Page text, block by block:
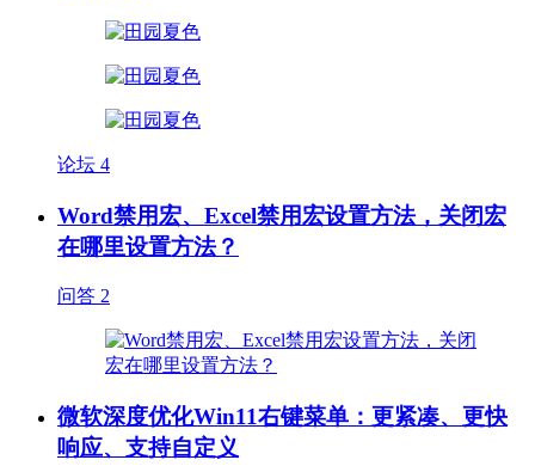
论坛 4
Word禁用宏、Excel禁用宏设置方法，关闭宏
在哪里设置方法？
问答 2
微软深度优化Win11右键菜单：更紧凑、更快
响应、支持自定义